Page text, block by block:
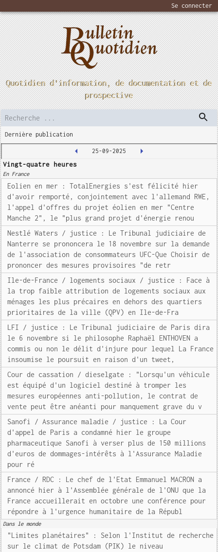
Se connecter
Quotidien d'information, de documentation et de
prospective
Dernière publication
25-09-2025
Vingt-quatre heures
En France
Eolien en mer : TotalEnergies s'est félicité hier
d'avoir remporté, conjointement avec l'allemand RWE,
l'appel d'offres du projet éolien en mer "Centre
Manche 2", le "plus grand projet d'énergie renou
Nestlé Waters / justice : Le Tribunal judiciaire de
Nanterre se prononcera le 18 novembre sur la demande
de l'association de consommateurs UFC-Que Choisir de
prononcer des mesures provisoires "de retr
Ile-de-France / logements sociaux / justice : Face à
la trop faible attribution de logements sociaux aux
ménages les plus précaires en dehors des quartiers
prioritaires de la ville (QPV) en Ile-de-Fra
LFI / justice : Le Tribunal judiciaire de Paris dira
le 6 novembre si le philosophe Raphaël ENTHOVEN a
commis ou non le délit d'injure pour lequel La France
insoumise le poursuit en raison d'un tweet,
Cour de cassation / dieselgate : "Lorsqu'un véhicule
est équipé d'un logiciel destiné à tromper les
mesures européennes anti-pollution, le contrat de
vente peut être anéanti pour manquement grave du v
Sanofi / Assurance maladie / justice : La Cour
d'appel de Paris a condamné hier le groupe
pharmaceutique Sanofi à verser plus de 150 millions
d'euros de dommages-intérêts à l'Assurance Maladie
pour ré
France / RDC : Le chef de l'Etat Emmanuel MACRON a
annoncé hier à l'Assemblée générale de l'ONU que la
France accueillerait en octobre une conférence pour
répondre à l'urgence humanitaire de la Républ
Dans le monde
"Limites planétaires" : Selon l'Institut de recherche
sur le climat de Potsdam (PIK) le niveau